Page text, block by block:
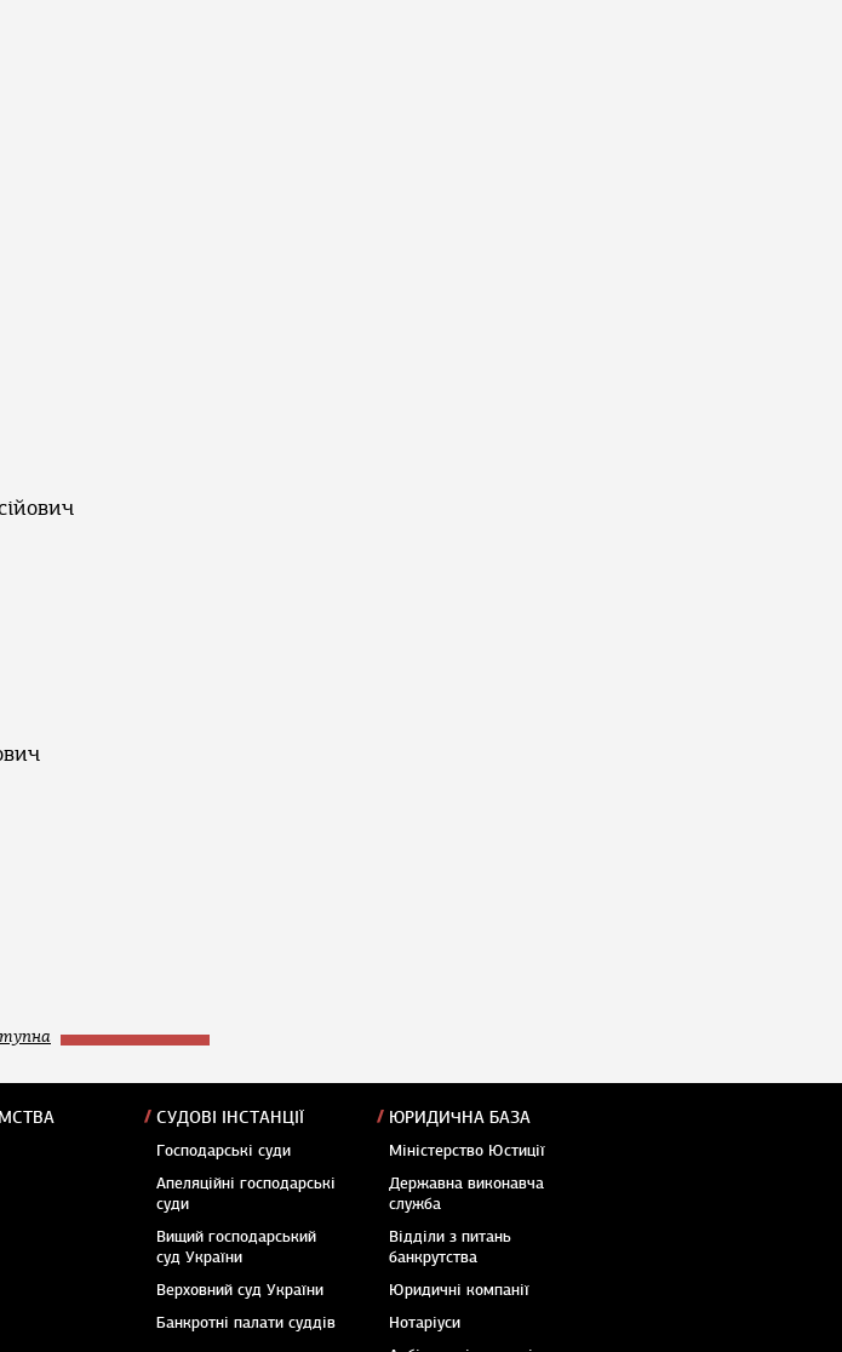
СУДОВІ ІНСТАНЦІЇ
Господарські суди
Апеляційні господарські
суди
Вищий господарський
суд України
Верховний суд України
Банкротні палати суддів
ЮРИДИЧНА БАЗА
Міністерство Юстиції
Державна виконавча
служба
Відділи з питань
банкрутства
Юридичні компанії
Нотаріуси